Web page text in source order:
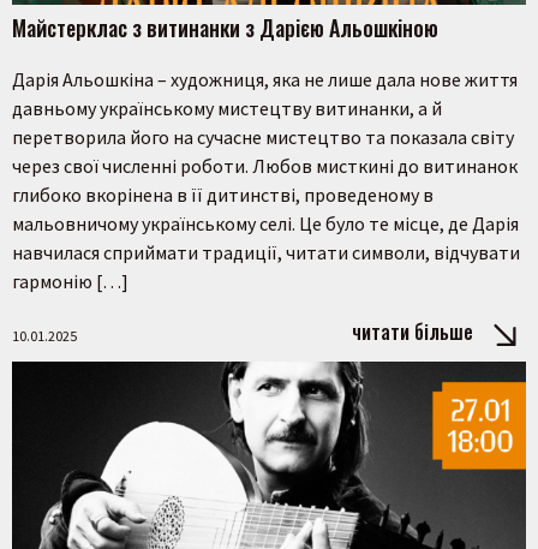
Майстерклас з витинанки з Дарією Альошкіною
Дарія Альошкіна – художниця, яка не лише дала нове життя
давньому українському мистецтву витинанки, а й
перетворила його на сучасне мистецтво та показала світу
через свої численні роботи. Любов мисткині до витинанок
глибоко вкорінена в її дитинстві, проведеному в
мальовничому українському селі. Це було те місце, де Дарія
навчилася сприймати традиції, читати символи, відчувати
гармонію […]
10.01.2025 читати більше